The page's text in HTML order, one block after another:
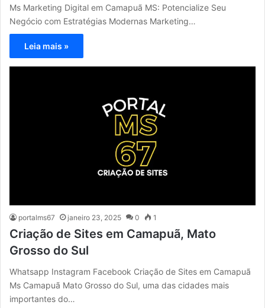
Ms Marketing Digital em Camapuã MS: Potencialize Seu
Negócio com Estratégias Modernas Marketing…
Leia mais »
portalms67 janeiro 23, 2025 0 1
Criação de Sites em Camapuã, Mato
Grosso do Sul
Whatsapp Instagram Facebook Criação de Sites em Camapuã
Ms Camapuã Mato Grosso do Sul, uma das cidades mais
importantes do…